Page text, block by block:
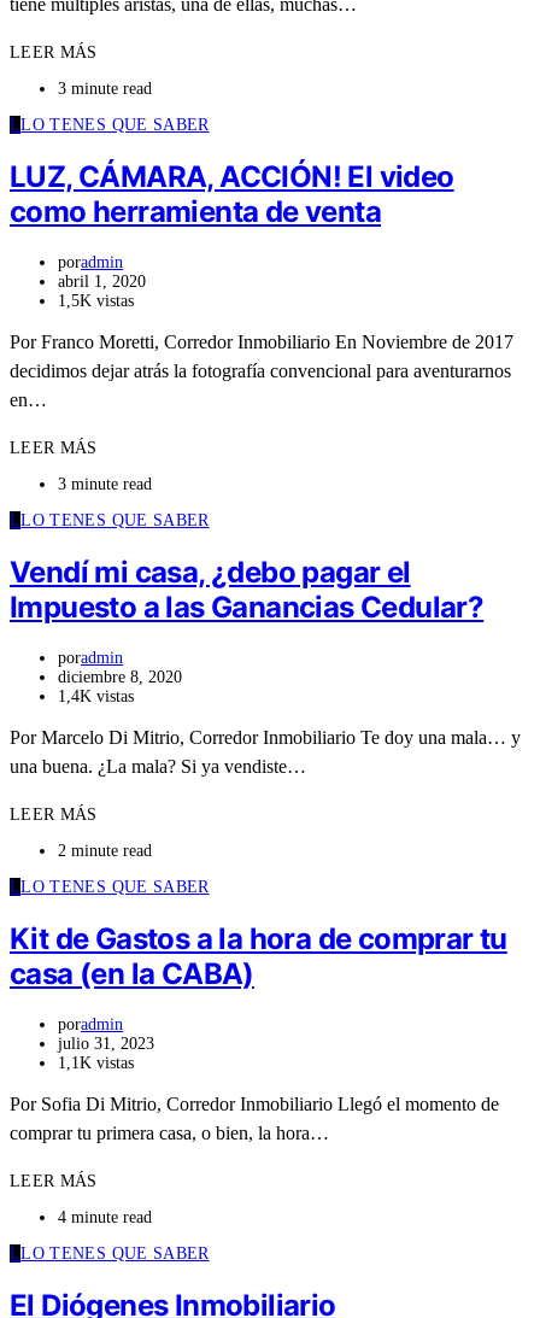
tiene múltiples aristas, una de ellas, muchas…
LEER MÁS
3 minute read
LLO TENES QUE SABER
LUZ, CÁMARA, ACCIÓN! El video
como herramienta de venta
poradmin
abril 1, 2020
1,5K vistas
Por Franco Moretti, Corredor Inmobiliario En Noviembre de 2017
decidimos dejar atrás la fotografía convencional para aventurarnos
en…
LEER MÁS
3 minute read
LLO TENES QUE SABER
Vendí mi casa, ¿debo pagar el
Impuesto a las Ganancias Cedular?
poradmin
diciembre 8, 2020
1,4K vistas
Por Marcelo Di Mitrio, Corredor Inmobiliario Te doy una mala… y
una buena. ¿La mala? Si ya vendiste…
LEER MÁS
2 minute read
LLO TENES QUE SABER
Kit de Gastos a la hora de comprar tu
casa (en la CABA)
poradmin
julio 31, 2023
1,1K vistas
Por Sofia Di Mitrio, Corredor Inmobiliario Llegó el momento de
comprar tu primera casa, o bien, la hora…
LEER MÁS
4 minute read
LLO TENES QUE SABER
El Diógenes Inmobiliario